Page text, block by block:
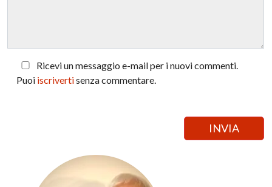
Ricevi un messaggio e-mail per i nuovi commenti.
Puoi iscrivertisenza commentare.